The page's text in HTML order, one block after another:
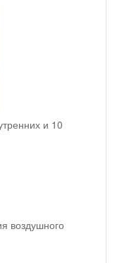
и 10
воздушного